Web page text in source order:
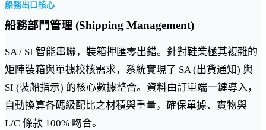
船務出口核心
船務部門管理 (Shipping Management)
SA / SI 智能串聯，裝箱押匯零出錯。針對鞋業極其複雜的
矩陣裝箱與單據校核需求，系統實現了 SA (出貨通知) 與
SI (裝船指示) 的核心數據整合。資料由訂單端一鍵導入，
自動換算各碼級配比之材積與重量，確保單據、實物與
L/C 條款 100% 吻合。